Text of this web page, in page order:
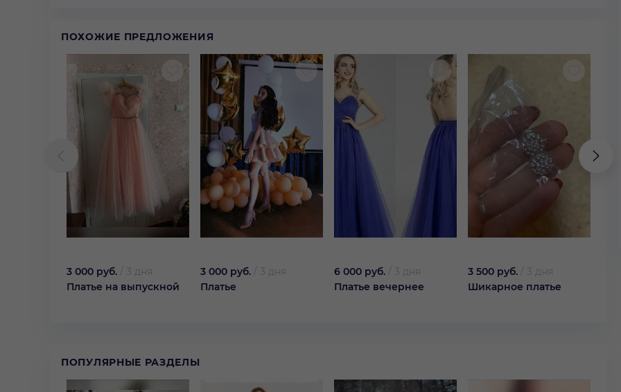
ПОХОЖИЕ ПРЕДЛОЖЕНИЯ
3 000 руб.
3 дня
Платье на выпускной
3 000 руб.
3 дня
Платье
6 000 руб.
3 дня
Платье вечернее
3 500 руб.
3 дня
Шикарное платье
ПОПУЛЯРНЫЕ РАЗДЕЛЫ